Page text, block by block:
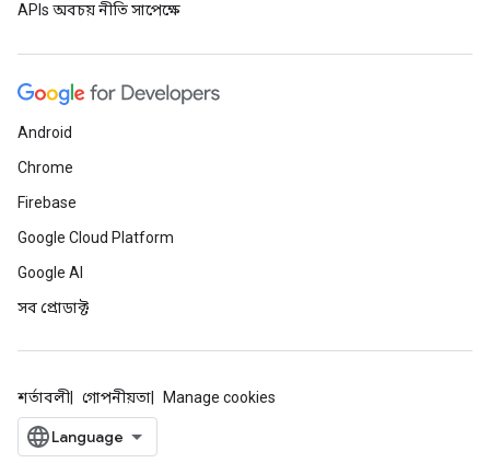
APIs অবচয় নীতি সাপেক্ষে
Android
Chrome
Firebase
Google Cloud Platform
Google AI
সব প্রোডাক্ট
শর্তাবলী গোপনীয়তা Manage cookies